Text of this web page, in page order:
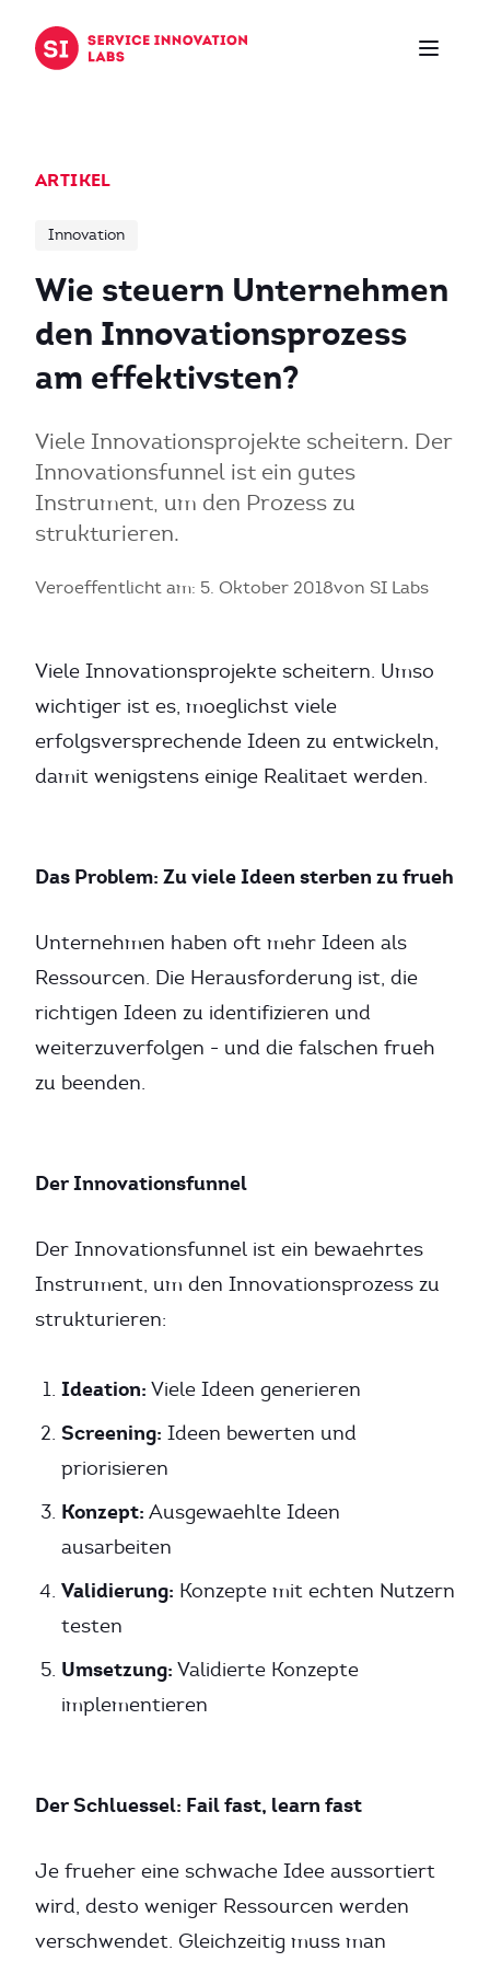
ARTIKEL
Innovation
Wie steuern Unternehmen
den Innovationsprozess
am effektivsten?
Viele Innovationsprojekte scheitern. Der
Innovationsfunnel ist ein gutes
Instrument, um den Prozess zu
strukturieren.
Veroeffentlicht am: 5. Oktober 2018von SI Labs
Viele Innovationsprojekte scheitern. Umso
wichtiger ist es, moeglichst viele
erfolgsversprechende Ideen zu entwickeln,
damit wenigstens einige Realitaet werden.
Das Problem: Zu viele Ideen sterben zu frueh
Unternehmen haben oft mehr Ideen als
Ressourcen. Die Herausforderung ist, die
richtigen Ideen zu identifizieren und
weiterzuverfolgen - und die falschen frueh
zu beenden.
Der Innovationsfunnel
Der Innovationsfunnel ist ein bewaehrtes
Instrument, um den Innovationsprozess zu
strukturieren:
Ideation: Viele Ideen generieren
Screening: Ideen bewerten und
priorisieren
Konzept: Ausgewaehlte Ideen
ausarbeiten
Validierung: Konzepte mit echten Nutzern
testen
Umsetzung: Validierte Konzepte
implementieren
Der Schluessel: Fail fast, learn fast
Je frueher eine schwache Idee aussortiert
wird, desto weniger Ressourcen werden
verschwendet. Gleichzeitig muss man